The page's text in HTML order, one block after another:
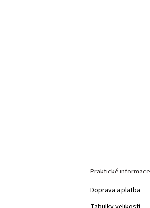
Praktické informace
Doprava a platba